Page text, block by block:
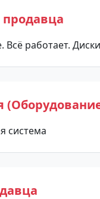
работает.
система